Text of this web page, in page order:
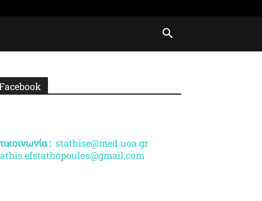
: stathise@med.uoa.gr